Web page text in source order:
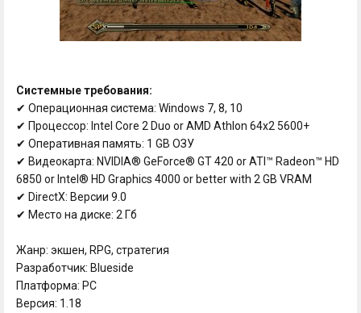
Системные требования:
✔ Операционная система: Windows 7, 8, 10
✔ Процессор: Intel Core 2 Duo or AMD Athlon 64x2 5600+
✔ Оперативная память: 1 GB ОЗУ
✔ Видеокарта: NVIDIA® GeForce® GT 420 or ATI™ Radeon™ HD
6850 or Intel® HD Graphics 4000 or better with 2 GB VRAM
✔ DirectX: Версии 9.0
✔ Место на диске: 2 Гб
Жанр: экшен, RPG, стратегия
Разработчик: Blueside
Платформа: PC
Версия: 1.18